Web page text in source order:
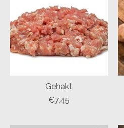
Gehakt
€7,45